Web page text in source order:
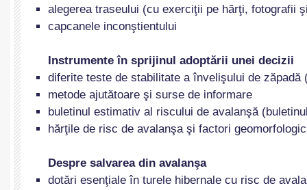
alegerea traseului (cu exerciţii pe hărţi, fotografii
capcanele inconştientului
Instrumente în sprijinul adoptării unei decizii
diferite teste de stabilitate a învelişului de
metode ajutătoare şi surse de informare
buletinul estimativ al riscului de avalanşă
hărţile de risc de avalanşa şi factori
Despre salvarea din avalanşa
dotări esenţiale în turele hibernale cu risc de